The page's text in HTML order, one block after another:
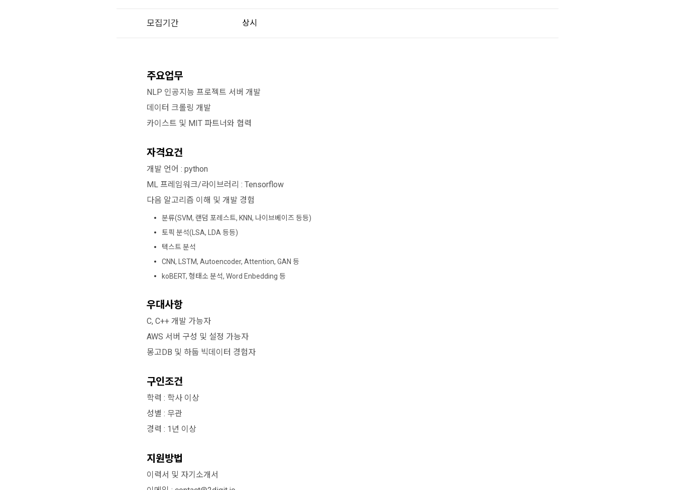
모집기간 상시
주요업무
NLP 인공지능 프로젝트 서버 개발
데이터 크롤링 개발
카이스트 및 MIT 파트너와 협력
자격요건
개발 언어 : python
ML 프레임워크/라이브러리 : Tensorflow
다음 알고리즘 이해 및 개발 경험
분류(SVM, 랜덤 포레스트, KNN, 나이브베이즈 등등)
토픽 분석(LSA, LDA 등등)
텍스트 분석
CNN, LSTM, Autoencoder, Attention, GAN 등
koBERT, 형태소 분석, Word Enbedding 등
우대사항
C, C++ 개발 가능자
AWS 서버 구성 및 설정 가능자
몽고DB 및 하둡 빅데이터 경험자
구인조건
학력 : 학사 이상
성별 : 무관
경력 : 1년 이상
지원방법
이력서 및 자기소개서